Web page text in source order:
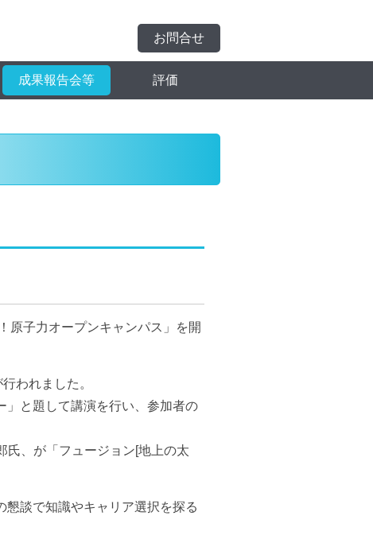
お問合せ
成果報告会等 評価
原子力オープンキャンパス」を開
われました。
」と題して講演を行い、参加者の
氏、が「フュージョン[地上の太
談で知識やキャリア選択を探る